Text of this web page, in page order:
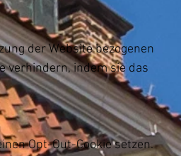
der Website bezogenen
verhindern, indem sie das
Opt-Out-Cookie setzen.